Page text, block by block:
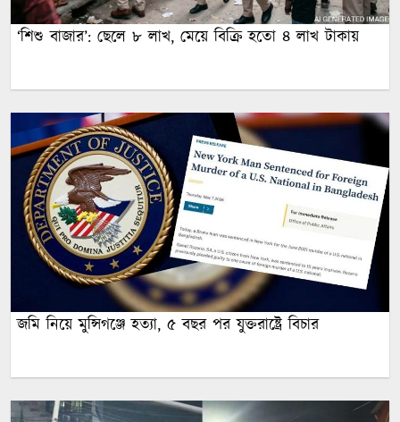
‘শিশু বাজার’: ছেলে ৮ লাখ, মেয়ে বিক্রি হতো ৪ লাখ টাকায়
জমি নিয়ে মুন্সিগঞ্জে হত্যা, ৫ বছর পর যুক্তরাষ্ট্রে বিচার